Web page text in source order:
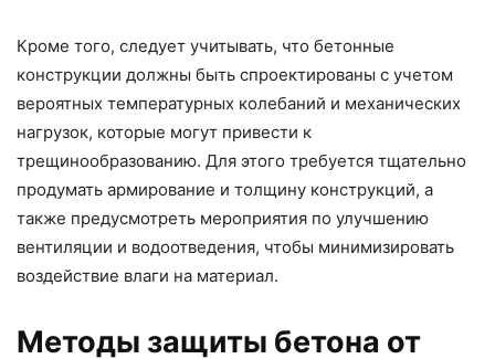
Кроме того, следует учитывать, что бетонные
конструкции должны быть спроектированы с учетом
вероятных температурных колебаний и механических
нагрузок, которые могут привести к
трещинообразованию. Для этого требуется тщательно
продумать армирование и толщину конструкций, а
также предусмотреть мероприятия по улучшению
вентиляции и водоотведения, чтобы минимизировать
воздействие влаги на материал.
Методы защиты бетона от